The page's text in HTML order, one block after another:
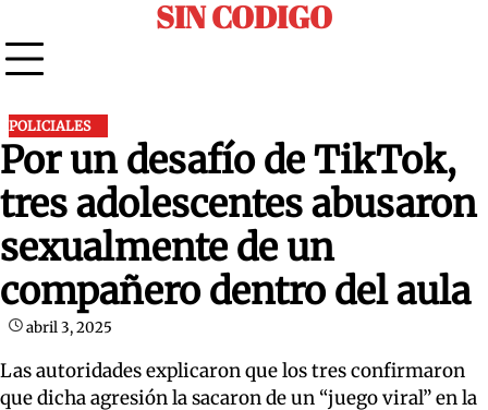
to
content
SIN CODIGO
POLICIALES
Por un desafío de TikTok,
tres adolescentes abusaron
sexualmente de un
compañero dentro del aula
abril 3, 2025
Las autoridades explicaron que los tres confirmaron
que dicha agresión la sacaron de un “juego viral” en la